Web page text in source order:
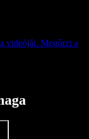
videóját. Megőrzi a